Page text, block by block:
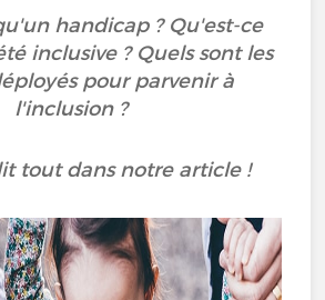
handicap ? Qu'est-ce
inclusive ? Quels sont les
pour parvenir à
l'inclusion ?
tout dans notre article !